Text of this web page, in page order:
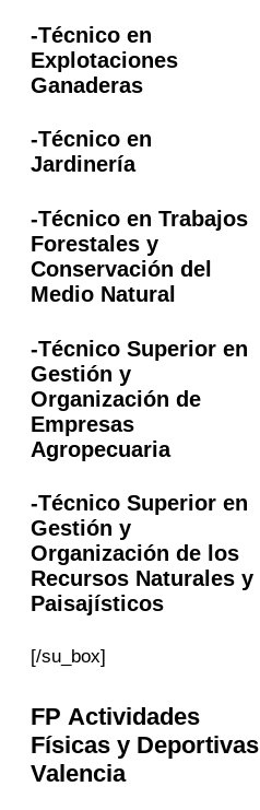
-Técnico en
Explotaciones
Ganaderas
-Técnico en
Jardinería
-Técnico en Trabajos
Forestales y
Conservación del
Medio Natural
-Técnico Superior en
Gestión y
Organización de
Empresas
Agropecuaria
-Técnico Superior en
Gestión y
Organización de los
Recursos Naturales y
Paisajísticos
[/su_box]
FP Actividades
Físicas y Deportivas
Valencia